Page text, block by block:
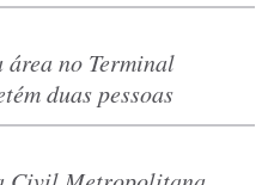
área no Terminal
duas pessoas